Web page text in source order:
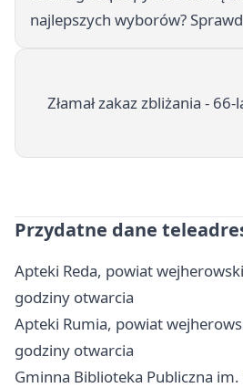
najlepszych wyborów?
Złamał zakaz zbliżania -
Przydatne dane
Apteki Reda, powiat
godziny otwarcia
Apteki Rumia, powiat
godziny otwarcia
Gminna Biblioteka Publiczna